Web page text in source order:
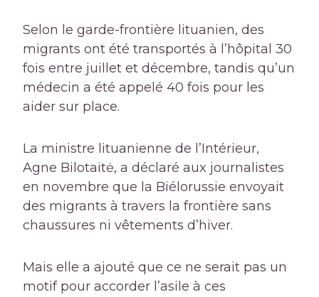
Selon le garde-frontière lituanien, des
migrants ont été transportés à l’hôpital 30
fois entre juillet et décembre, tandis qu’un
médecin a été appelé 40 fois pour les
aider sur place.
La ministre lituanienne de l’Intérieur,
Agne Bilotaitė, a déclaré aux journalistes
en novembre que la Biélorussie envoyait
des migrants à travers la frontière sans
chaussures ni vêtements d’hiver.
Mais elle a ajouté que ce ne serait pas un
motif pour accorder l’asile à ces